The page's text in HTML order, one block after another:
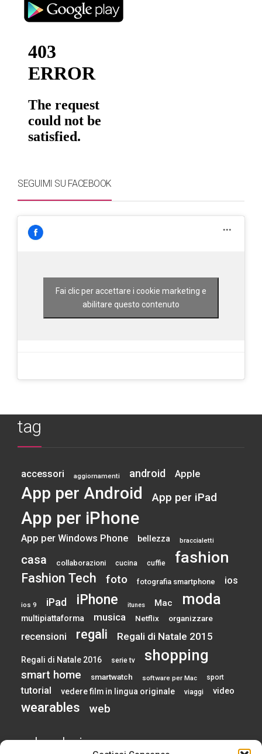
SEGUIMI SU FACEBOOK
Fai clic per accettare i cookie marketing e
abilitare questo contenuto
tag
accessori aggiornamenti android Apple
App per Android App per iPad
App per iPhone
App per Windows Phone bellezza braccialetti
casa collaborazioni cucina cuffie fashion
Fashion Tech foto fotografia smartphone ios
ios 9 iPad iPhone itunes Mac moda
multipiattaforma musica Netflix organizzare
recensioni regali Regali di Natale 2015
Regali di Natale 2016 serie tv shopping
smart home smartwatch software per Mac sport
tutorial vedere film in lingua originale viaggi video
wearables web
calendario